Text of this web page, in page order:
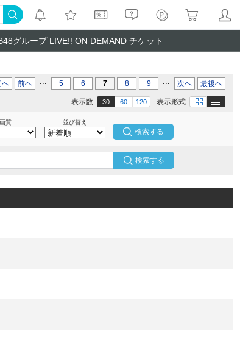
グループ LIVE!! ON DEMAND チケット
へ 前へ ... 5 6 7 8 9 ... 次へ 最後へ
表示形式 画像
表示数 30 60 120
画質 並び替え
検索する